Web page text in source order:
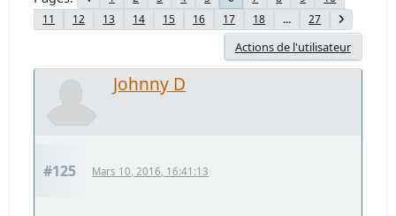
11
12 13 14 15 16 17 18 ... 27
Actions de l'utilisateur
Johnny D
#125 Mars 10, 2016, 16:41:13